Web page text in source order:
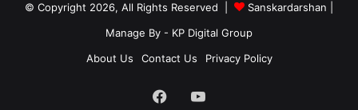
© Copyright 2026, All Rights Reserved | Sanskardarshan
Manage By - KP Digital Group
About Us
Contact Us Privacy Policy
FacebookYouTube